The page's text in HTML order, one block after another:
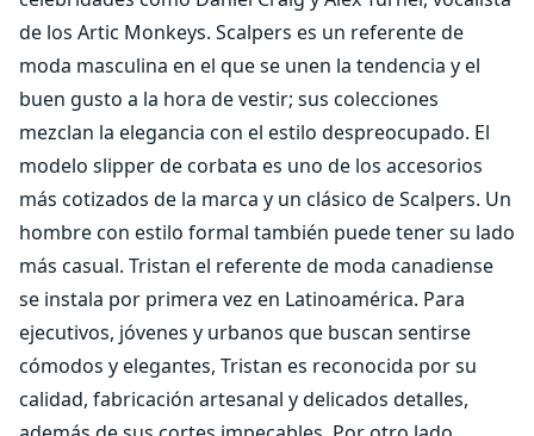
de los Artic Monkeys. Scalpers es un referente de
moda masculina en el que se unen la tendencia y el
buen gusto a la hora de vestir; sus colecciones
mezclan la elegancia con el estilo despreocupado. El
modelo slipper de corbata es uno de los accesorios
más cotizados de la marca y un clásico de Scalpers. Un
hombre con estilo formal también puede tener su lado
más casual. Tristan el referente de moda canadiense
se instala por primera vez en Latinoamérica. Para
ejecutivos, jóvenes y urbanos que buscan sentirse
cómodos y elegantes, Tristan es reconocida por su
calidad, fabricación artesanal y delicados detalles,